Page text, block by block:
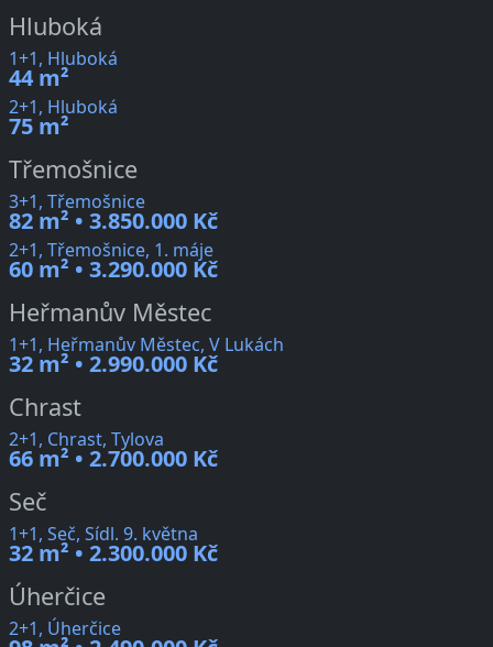
Hluboká
1+1, Hluboká
44 m²
2+1, Hluboká
75 m²
Třemošnice
3+1, Třemošnice
82 m² • 3.850.000 Kč
2+1, Třemošnice, 1. máje
60 m² • 3.290.000 Kč
Heřmanův Městec
1+1, Heřmanův Městec, V Lukách
32 m² • 2.990.000 Kč
Chrast
2+1, Chrast, Tylova
66 m² • 2.700.000 Kč
Seč
1+1, Seč, Sídl. 9. května
32 m² • 2.300.000 Kč
Úherčice
2+1, Úherčice